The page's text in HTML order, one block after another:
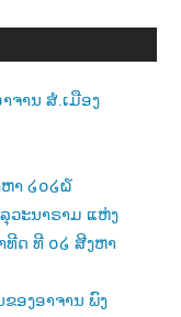
ຈານ ສໍ.ເມືອງ
ຫາ ໒໐໒໖
ວະນາຣາມ ແຫ່ງ
ທີດ ທີ ໐໒ ສີງຫາ
ຂອງອາຈານ ພົງ